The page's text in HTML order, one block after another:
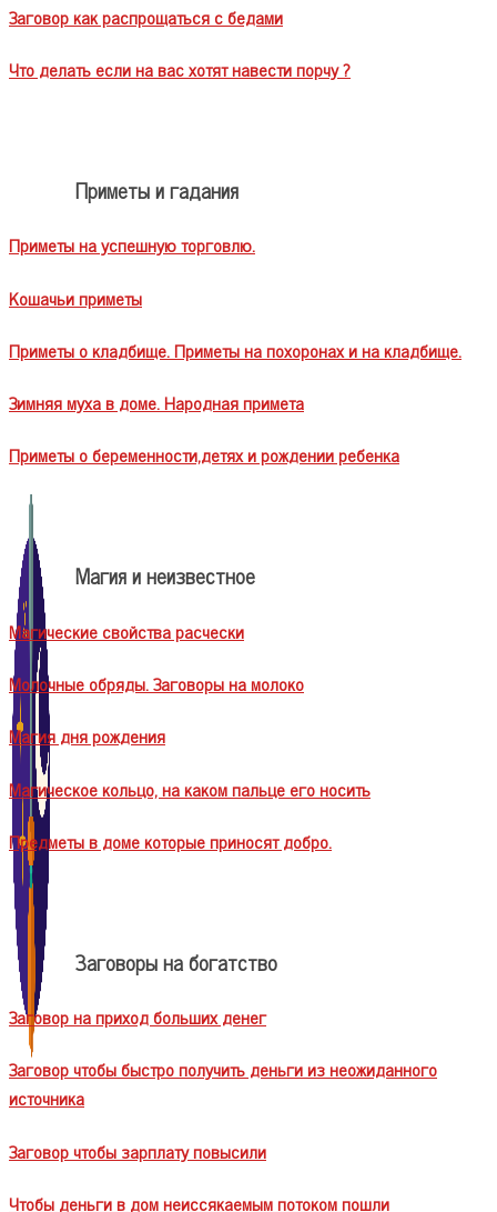
Заговор как распрощаться с бедами
Что делать если на вас хотят навести порчу ?
Приметы и гадания
Приметы на успешную торговлю.
Кошачьи приметы
Приметы о кладбище. Приметы на похоронах и на кладбище.
Зимняя муха в доме. Народная примета
Приметы о беременности,детях и рождении ребенка
Магия и неизвестное
Магические свойства расчески
Молочные обряды. Заговоры на молоко
Магия дня рождения
Магическое кольцо, на каком пальце его носить
Предметы в доме которые приносят добро.
Заговоры на богатство
Заговор на приход больших денег
Заговор чтобы быстро получить деньги из неожиданного
источника
Заговор чтобы зарплату повысили
Чтобы деньги в дом неиссякаемым потоком пошли